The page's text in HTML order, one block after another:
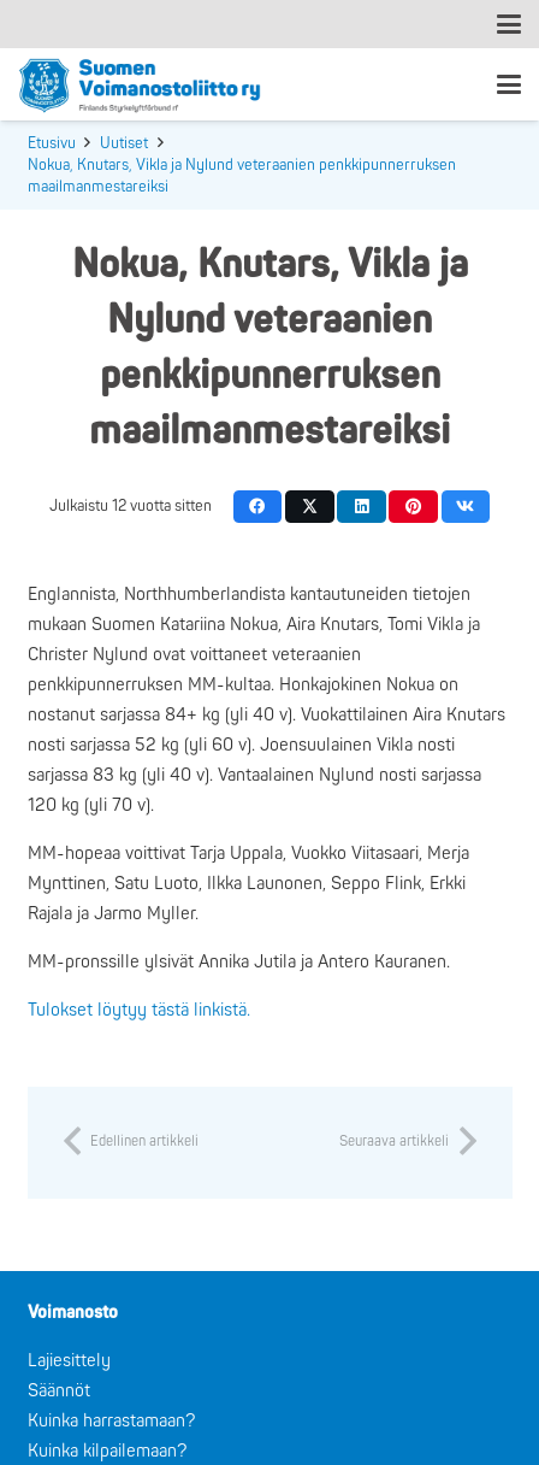
Etusivu
Uutiset
Nokua, Knutars, Vikla ja Nylund veteraanien penkkipunnerruksen
maailmanmestareiksi
Nokua, Knutars, Vikla ja
Nylund veteraanien
penkkipunnerruksen
maailmanmestareiksi
Julkaistu 12 vuotta sitten
Englannista, Northhumberlandista kantautuneiden tietojen
mukaan Suomen Katariina Nokua, Aira Knutars, Tomi Vikla ja
Christer Nylund ovat voittaneet veteraanien
penkkipunnerruksen MM-kultaa. Honkajokinen Nokua on
nostanut sarjassa 84+ kg (yli 40 v). Vuokattilainen Aira Knutars
nosti sarjassa 52 kg (yli 60 v). Joensuulainen Vikla nosti
sarjassa 83 kg (yli 40 v). Vantaalainen Nylund nosti sarjassa
120 kg (yli 70 v).
MM-hopeaa voittivat Tarja Uppala, Vuokko Viitasaari, Merja
Mynttinen, Satu Luoto, Ilkka Launonen, Seppo Flink, Erkki
Rajala ja Jarmo Myller.
MM-pronssille ylsivät Annika Jutila ja Antero Kauranen.
Tulokset löytyy tästä linkistä.
Edellinen artikkeli Seuraava artikkeli
Voimanosto
Lajiesittely
Säännöt
Kuinka harrastamaan?
Kuinka kilpailemaan?